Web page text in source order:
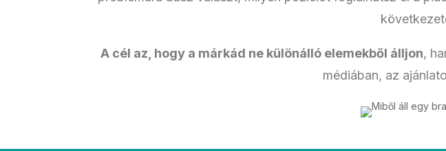
A cél az, hogy a márkád ne különálló elemekből álljon,
médiában, az